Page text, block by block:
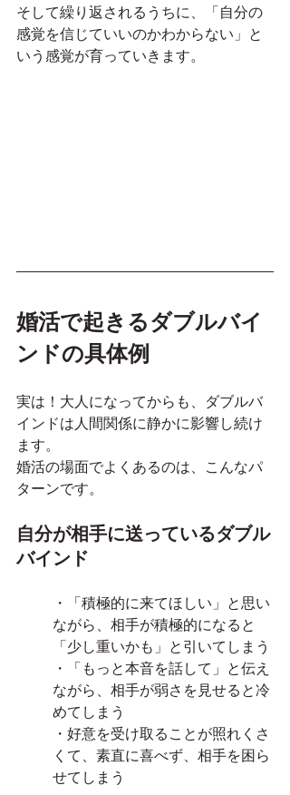
そして繰り返されるうちに、「自分の
感覚を信じていいのかわからない」と
いう感覚が育っていきます。
婚活で起きるダブルバイ
ンドの具体例
実は！大人になってからも、ダブルバ
インドは人間関係に静かに影響し続け
ます。
婚活の場面でよくあるのは、こんなパ
ターンです。
自分が相手に送っているダブル
バインド
・「積極的に来てほしい」と思い
ながら、相手が積極的になると
「少し重いかも」と引いてしまう
・「もっと本音を話して」と伝え
ながら、相手が弱さを見せると冷
めてしまう
・好意を受け取ることが照れくさ
くて、素直に喜べず、相手を困ら
せてしまう